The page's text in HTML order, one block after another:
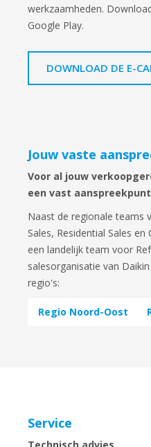
werkzaamheden.
Google Play.
DOWNLOAD DE E-
Jouw vaste
Voor al jouw
een vast
Naast de regionale teams
Sales, Residential Sales
een landelijk team voor
salesorganisatie van
regio's:
Regio Noord-Oost
Service